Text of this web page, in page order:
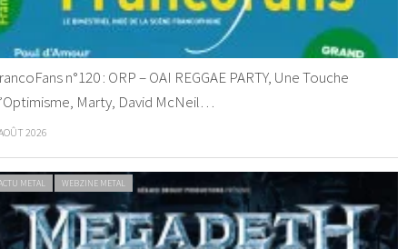
n°120 : ORP – OAI REGGAE PARTY, Une Touche
Marty, David McNeil…
2026
METAL WEBZINE METAL